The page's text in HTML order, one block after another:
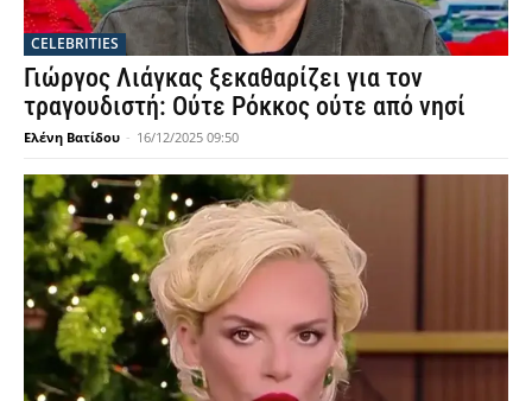
CELEBRITIES
Γιώργος Λιάγκας ξεκαθαρίζει για τον
τραγουδιστή: Ούτε Ρόκκος ούτε από νησί
Ελένη Βατίδου - 16/12/2025 09:50